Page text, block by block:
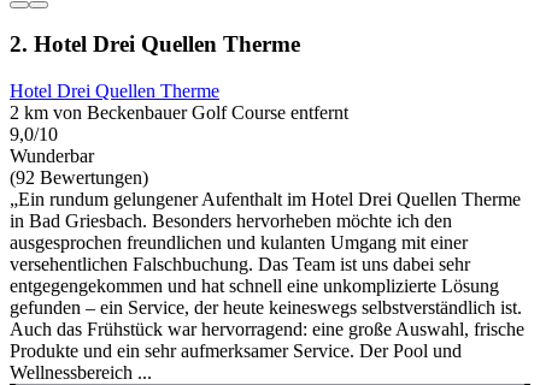
2. Hotel Drei Quellen Therme
Hotel Drei Quellen Therme
2 km von Beckenbauer Golf Course entfernt
9,0/10
Wunderbar
(92 Bewertungen)
„Ein rundum gelungener Aufenthalt im Hotel Drei Quellen Therme
in Bad Griesbach. Besonders hervorheben möchte ich den
ausgesprochen freundlichen und kulanten Umgang mit einer
versehentlichen Falschbuchung. Das Team ist uns dabei sehr
entgegengekommen und hat schnell eine unkomplizierte Lösung
gefunden – ein Service, der heute keineswegs selbstverständlich ist.
Auch das Frühstück war hervorragend: eine große Auswahl, frische
Produkte und ein sehr aufmerksamer Service. Der Pool und
Wellnessbereich ...